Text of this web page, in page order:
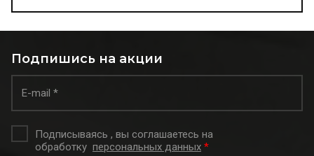
Подпишись на акции
Подписываясь , вы соглашаетесь на
обработку персональных данных *